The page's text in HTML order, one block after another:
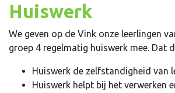
Huiswerk
We geven op de Vink onze leerlingen
groep 4 regelmatig huiswerk mee. Dat
Huiswerk de zelfstandigheid van
Huiswerk helpt bij het verwerken